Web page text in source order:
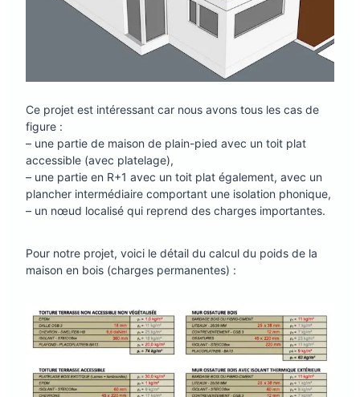
Ce projet est intéressant car nous avons tous les cas de
figure :
– une partie de maison de plain-pied avec un toit plat
accessible (avec platelage),
– une partie en R+1 avec un toit plat également, avec un
plancher intermédiaire comportant une isolation phonique,
– un nœud localisé qui reprend des charges importantes.
Pour notre projet, voici le détail du calcul du poids de la
maison en bois (charges permanentes) :